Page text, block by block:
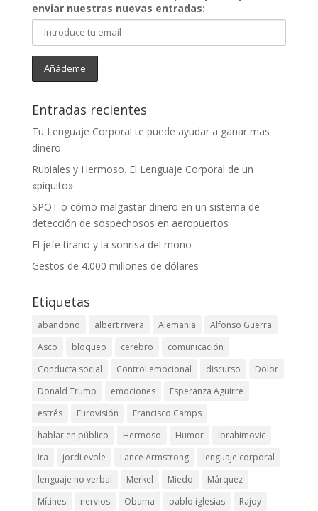
enviar nuestras nuevas entradas:
Entradas recientes
Tu Lenguaje Corporal te puede ayudar a ganar mas
dinero
Rubiales y Hermoso. El Lenguaje Corporal de un
«piquito»
SPOT o cómo malgastar dinero en un sistema de
detección de sospechosos en aeropuertos
El jefe tirano y la sonrisa del mono
Gestos de 4.000 millones de dólares
Etiquetas
abandono albert rivera Alemania
Alfonso Guerra
Asco
bloqueo cerebro
comunicación
Conducta social
Control emocional discurso
Dolor
Donald Trump
emociones
Esperanza Aguirre
estrés
Eurovisión
Francisco Camps
hablar en público
Hermoso Humor
Ibrahimovic
Ira
jordi evole Lance Armstrong
lenguaje corporal
lenguaje no verbal
Merkel Miedo
Márquez
Mítines
nervios Obama pablo iglesias
Rajoy